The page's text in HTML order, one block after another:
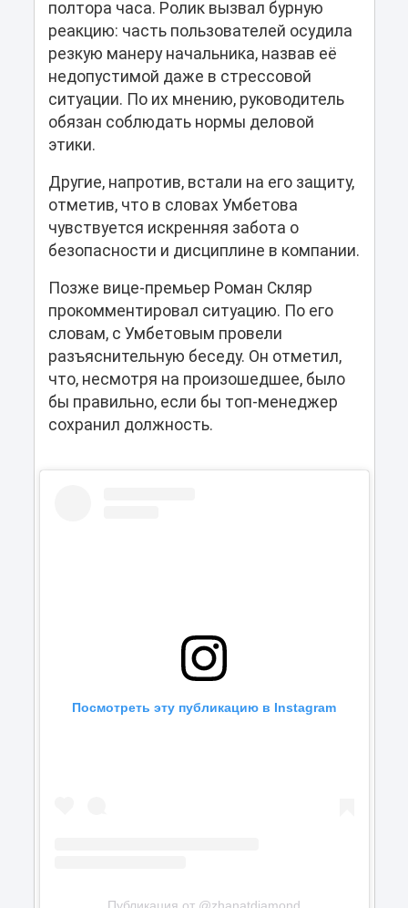
полтора часа. Ролик вызвал бурную
реакцию: часть пользователей осудила
резкую манеру начальника, назвав её
недопустимой даже в стрессовой
ситуации. По их мнению, руководитель
обязан соблюдать нормы деловой
этики.
Другие, напротив, встали на его защиту,
отметив, что в словах Умбетова
чувствуется искренняя забота о
безопасности и дисциплине в компании.
Позже вице-премьер Роман Скляр
прокомментировал ситуацию. По его
словам, с Умбетовым провели
разъяснительную беседу. Он отметил,
что, несмотря на произошедшее, было
бы правильно, если бы топ-менеджер
сохранил должность.
Посмотреть эту публикацию в Instagram
Публикация от @zhanatdiamond